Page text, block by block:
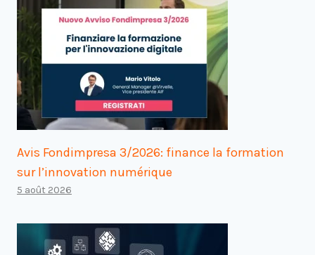
Avis Fondimpresa 3/2026: finance la formation
sur l’innovation numérique
5 août 2026